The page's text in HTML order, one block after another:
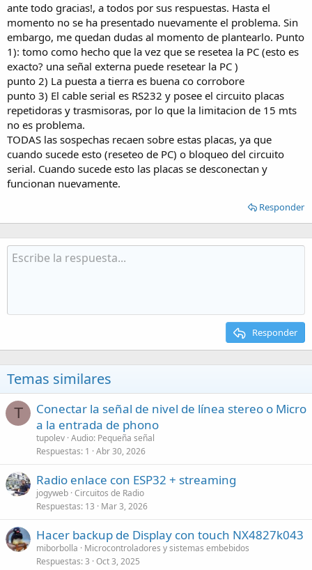
ante todo gracias!, a todos por sus respuestas. Hasta el
momento no se ha presentado nuevamente el problema. Sin
embargo, me quedan dudas al momento de plantearlo. Punto
1): tomo como hecho que la vez que se resetea la PC (esto es
exacto? una señal externa puede resetear la PC )
punto 2) La puesta a tierra es buena co corrobore
punto 3) El cable serial es RS232 y posee el circuito placas
repetidoras y trasmisoras, por lo que la limitacion de 15 mts
no es problema.
TODAS las sospechas recaen sobre estas placas, ya que
cuando sucede esto (reseteo de PC) o bloqueo del circuito
serial. Cuando sucede esto las placas se desconectan y
funcionan nuevamente.
Responder
Responder
Temas similares
T
Conectar la señal de nivel de línea stereo o Micro
a la entrada de phono
tupolev Audio: Pequeña señal
Respuestas 1 Abr 30, 2026
Radio enlace con ESP32 + streaming
jogyweb Circuitos de Radio
Respuestas 13 Mar 3, 2026
Hacer backup de Display con touch NX4827k043
miborbolla
Microcontroladores y sistemas embebidos
Respuestas 3 Oct 3, 2025